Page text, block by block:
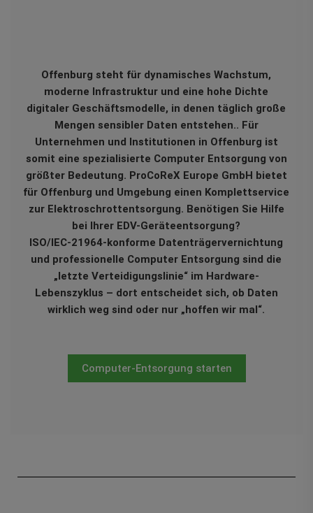
Offenburg steht für dynamisches Wachstum,
moderne Infrastruktur und eine hohe Dichte
digitaler Geschäftsmodelle, in denen täglich große
Mengen sensibler Daten entstehen.. Für
Unternehmen und Institutionen in Offenburg ist
somit eine spezialisierte Computer Entsorgung von
größter Bedeutung. ProCoReX Europe GmbH bietet
für Offenburg und Umgebung einen Komplettservice
zur Elektroschrottentsorgung. Benötigen Sie Hilfe
bei Ihrer EDV-Geräteentsorgung?
ISO/IEC‑21964‑konforme Datenträgervernichtung
und professionelle Computer Entsorgung sind die
„letzte Verteidigungslinie“ im Hardware-
Lebenszyklus – dort entscheidet sich, ob Daten
wirklich weg sind oder nur „hoffen wir mal“.
Computer-Entsorgung starten